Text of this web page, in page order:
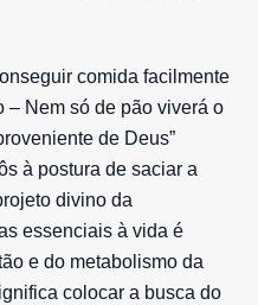
comida facilmente
– Nem só de pão viverá o
de Deus”
à postura de saciar a
divino da
essenciais à vida é
e do metabolismo da
colocar a busca do